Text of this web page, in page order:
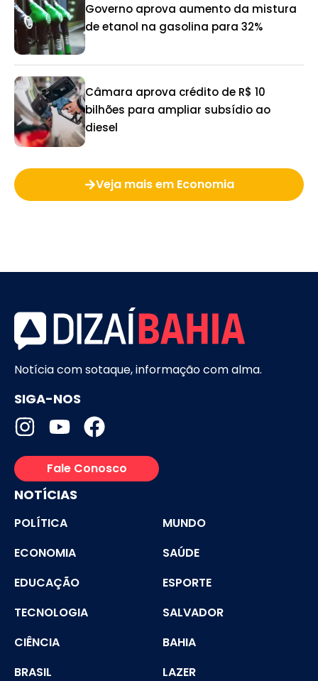
Governo aprova aumento da mistura
de etanol na gasolina para 32%
Câmara aprova crédito de R$ 10
bilhões para ampliar subsídio ao
diesel
Veja mais em Economia
Notícia com sotaque, informação com alma.
SIGA-NOS
Fale Conosco
NOTÍCIAS
POLÍTICA
MUNDO
ECONOMIA
SAÚDE
EDUCAÇÃO
ESPORTE
TECNOLOGIA
SALVADOR
CIÊNCIA
BAHIA
BRASIL
LAZER